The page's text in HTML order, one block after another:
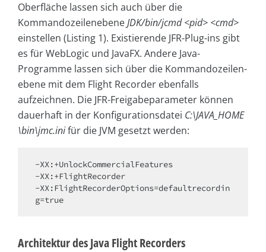
Oberfläche lassen sich auch über die
KommandozeilenebeneJDK/bin/jcmd <pid> <cmd>
einstellen (Listing 1). Existierende JFR-Plug-ins gibt
es für WebLogic und JavaFX. Andere Java-
Programme lassen sich über die Kommandozei­len­
ebene mit dem Flight Recorder ebenfalls
aufzeichnen. Die JFR-Freigabeparameter können
dauerhaft in der Konfigurationsdatei C:\JAVA_HOME
\bin\jmc.inifür die JVM gesetzt werden:
-XX:+UnlockCommercialFeatures
-XX:+FlightRecorder
-XX:FlightRecorderOptions=defaultrecordin
g=true
Architektur des Java Flight Recorders